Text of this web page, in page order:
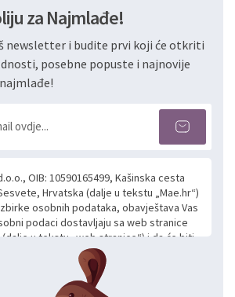
za Najmlađe!
newsletter i budite prvi koji će otkriti
posebne popuste i najnovije
OIB: 10590165499, Kašinska cesta
Hrvatska (dalje u tekstu „Mae.hr“)
osobnih podataka, obavještava Vas
podaci dostavljaju sa web stranice
u tekstu „web stranice“) i da će biti
ove Izjave smatra se da
dajete privolu za prikupljanje i daljnju
osobnih podataka koje ustupate Mae.hr